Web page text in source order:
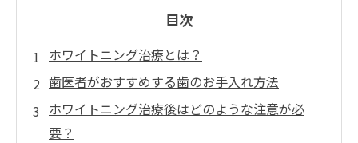
目次
ホワイトニング治療とは？
歯医者がおすすめする歯のお手入れ方法
ホワイトニング治療後はどのような注意が必
要？